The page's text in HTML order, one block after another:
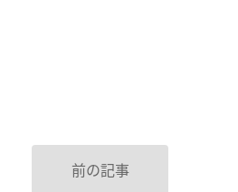
前の記事